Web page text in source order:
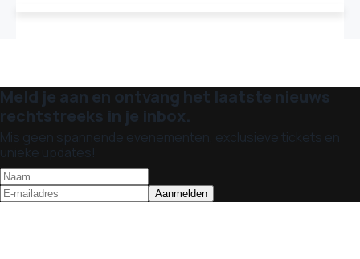
Meld je aan en ontvang het laatste nieuws
rechtstreeks in je inbox.
Mis geen spannende evenementen, exclusieve tickets en
unieke updates!